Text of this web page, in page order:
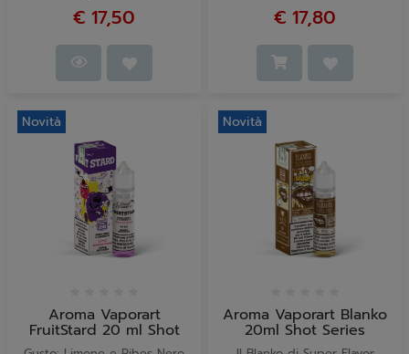
€ 17,50 € 17,80
Novità
Aroma Vaporart
FruitStard 20 ml Shot
Novità
Aroma Vaporart Blanko
20ml Shot Series